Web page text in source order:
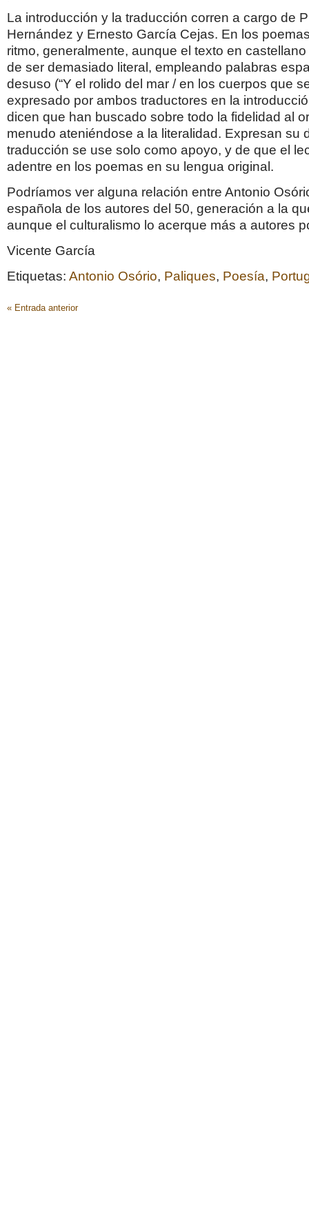
La introducción y la traducción corren a cargo de
Hernández y Ernesto García Cejas. En los
ritmo, generalmente, aunque el texto en
de ser demasiado literal, empleando palabras
desuso (“Y el rolido del mar / en los cuerpos que
expresado por ambos traductores en la
dicen que han buscado sobre todo la fidelidad al
menudo ateniéndose a la literalidad. Expresan su
traducción se use solo como apoyo, y de que el
adentre en los poemas en su lengua original.
Podríamos ver alguna relación entre Antonio
española de los autores del 50, generación a la
aunque el culturalismo lo acerque más a autores
Vicente García
Etiquetas: Antonio Osório, Paliques, Poesía,
« Entrada anterior